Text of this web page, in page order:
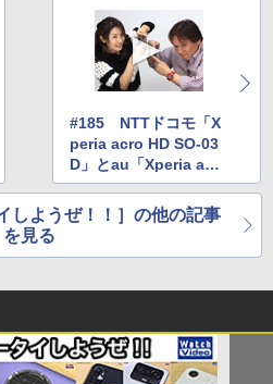
#185 NTTドコモ「X
peria acro HD SO-03
D」とau「Xperia acr
o HD IS12S」を紹介！
しようぜ！！］の他の記事
を見る